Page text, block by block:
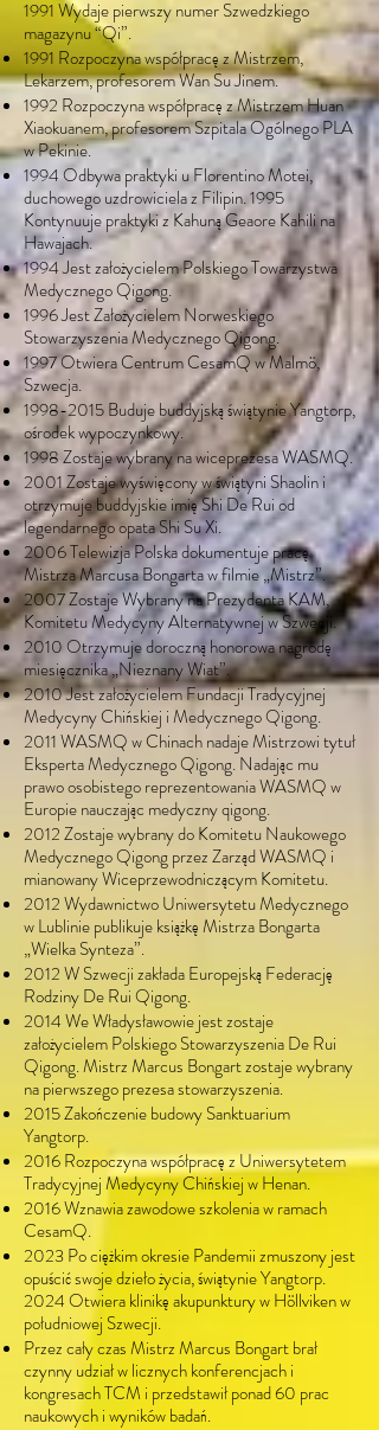
1991 Wydaje pierwszy numer Szwedzkiego
magazynu “Qi”.
1991 Rozpoczyna współpracę z Mistrzem,
Lekarzem, profesorem Wan Su Jinem.
1992 Rozpoczyna współpracę z Mistrzem Huan
Xiaokuanem, profesorem Szpitala Ogólnego PLA
w Pekinie.
1994 Odbywa praktyki u Florentino Motei,
duchowego uzdrowiciela z Filipin. 1995
Kontynuuje praktyki z Kahuną Geaore Kahili na
Hawajach.
1994 Jest założycielem Polskiego Towarzystwa
Medycznego Qigong.
1996 Jest Założycielem Norweskiego
Stowarzyszenia Medycznego Qigong.
1997 Otwiera Centrum CesamQ w Malmö,
Szwecja.
1998-2015Buduje buddyjską świątynie Yangtorp,
ośrodek wypoczynkowy.
1998 Zostaje wybrany na wiceprezesa WASMQ.
2001 Zostaje wyświęcony w świątyni Shaolin i
otrzymuje buddyjskie imię Shi De Rui od
legendarnego opata Shi Su Xi.
2006 Telewizja Polska dokumentuje pracę
Mistrza Marcusa Bongarta w filmie „Mistrz”.
2007 Zostaje Wybrany na Prezydenta KAM,
Komitetu Medycyny Alternatywnej w Szwecji.
2010 Otrzymuje doroczną honorowa nagrodę
miesięcznika „Nieznany Wiat”.
2010 Jest założycielem Fundacji Tradycyjnej
Medycyny Chińskiej i Medycznego Qigong.
2011 WASMQ w Chinach nadaje Mistrzowi tytuł
Eksperta Medycznego Qigong. Nadając mu
prawo osobistego reprezentowania WASMQ w
Europie nauczając medyczny qigong.
2012 Zostaje wybrany do Komitetu Naukowego
Medycznego Qigong przez Zarząd WASMQ i
mianowany Wiceprzewodniczącym Komitetu.
2012 Wydawnictwo Uniwersytetu Medycznego
w Lublinie publikuje książkę Mistrza Bongarta
„Wielka Synteza”.
2012 W Szwecji zakłada Europejską Federację
Rodziny De Rui Qigong.
2014 We Władysławowie jest zostaje
założycielem Polskiego Stowarzyszenia De Rui
Qigong. Mistrz Marcus Bongart zostaje wybrany
na pierwszego prezesa stowarzyszenia.
2015 Zakończenie budowy Sanktuarium
Yangtorp.
2016 Rozpoczyna współpracę z Uniwersytetem
Tradycyjnej Medycyny Chińskiej w Henan.
2016 Wznawia zawodowe szkolenia w ramach
CesamQ.
2023 Po ciężkim okresie Pandemii zmuszony jest
opuścić swoje dzieło życia, świątynie Yangtorp.
2024 Otwiera klinikę akupunktury w Höllviken w
południowej Szwecji.
Przez cały czas Mistrz Marcus Bongart brał
czynny udział w licznych konferencjach i
kongresach TCM i przedstawił ponad 60 prac
naukowych i wyników badań.